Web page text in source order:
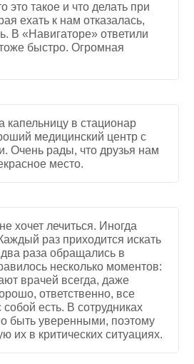
это такое и что делать при
ехать к нам отказалась,
В «Навигаторе» ответили
быстро. Огромная
капельницу в стационар
медицинский центр с
Очень рады, что друзья нам
место.
хочет лечиться. Иногда
раз приходится искать
раза обращались в
несколько моментов:
врачей всегда, даже
ответственно, все
собой есть. В сотрудниках
быть уверенными, поэтому
их в критических ситуациях.